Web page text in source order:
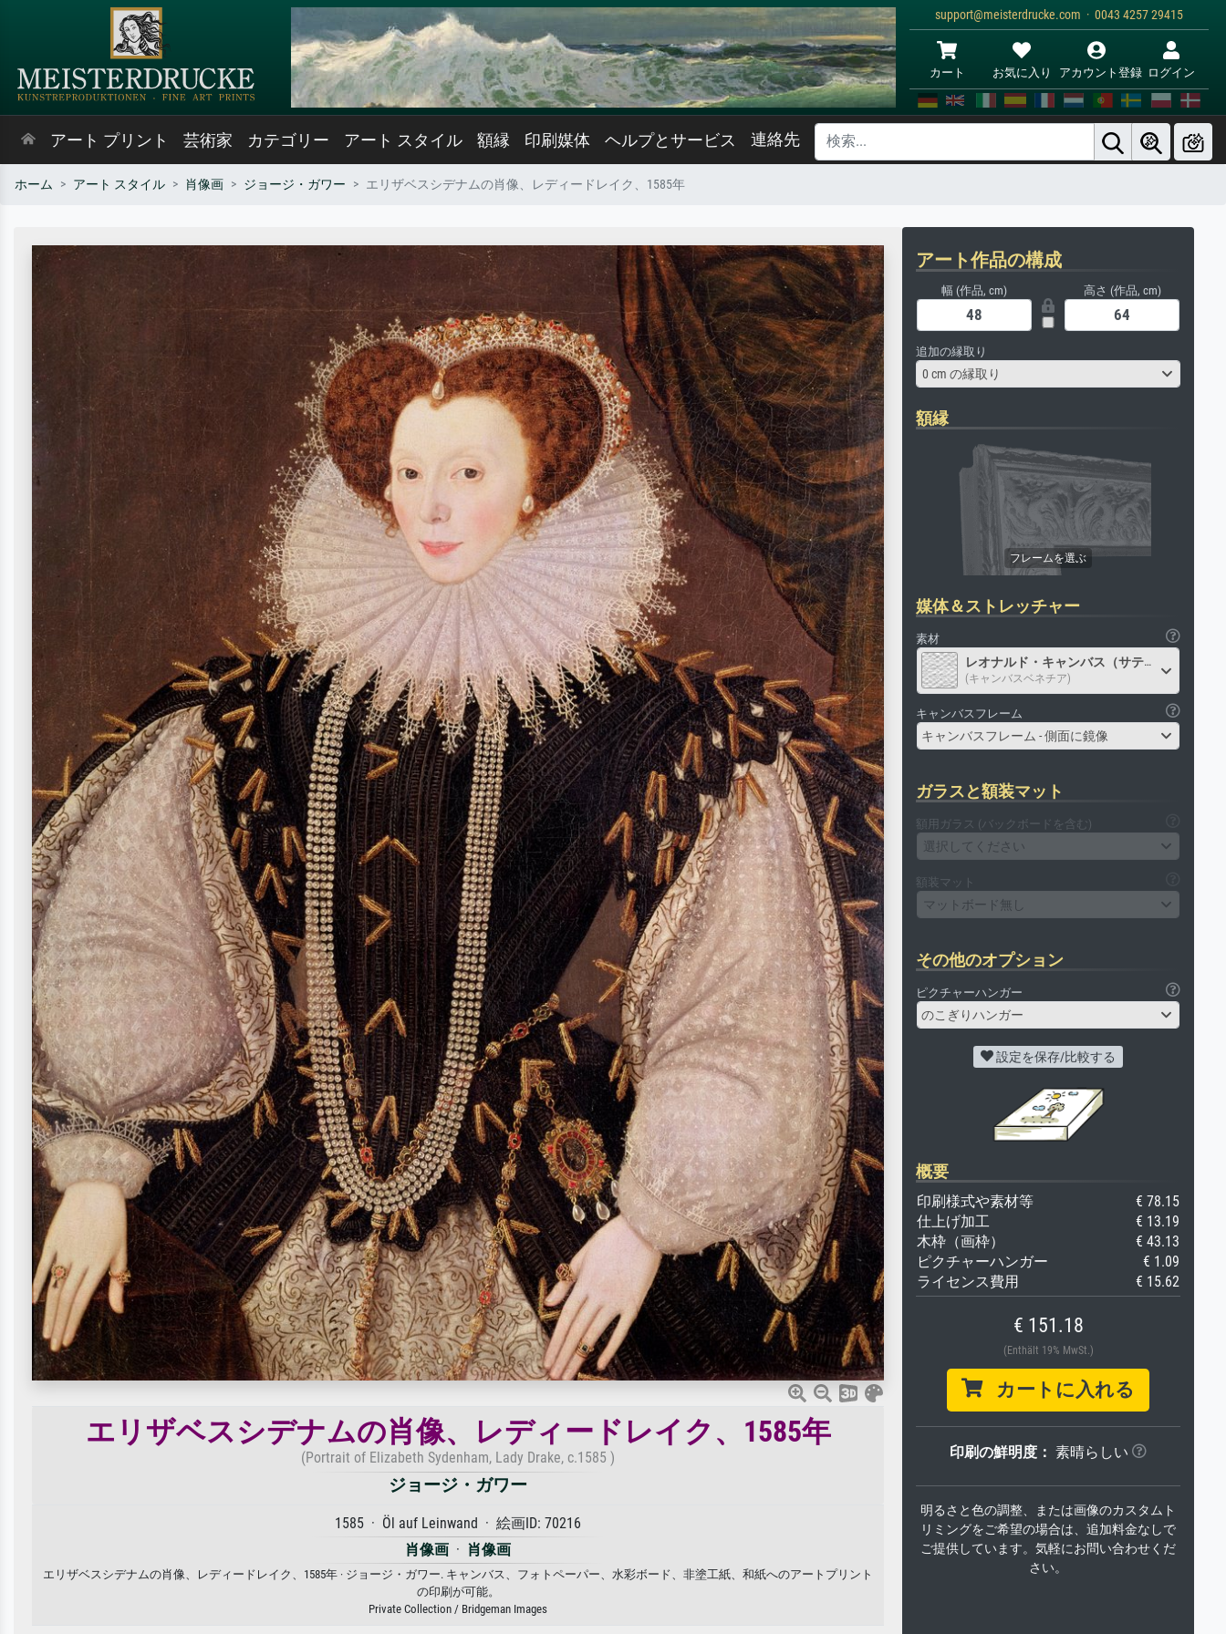
support@meisterdrucke.com · 0043 4257 29415
カート お気に入り アカウント登録 ログイン
アート プリント 芸術家 カテゴリー アート スタイル 額縁 印刷媒体 ヘルプとサービス 連絡先
ホーム アート スタイル 肖像画 ジョージ・ガワー エリザベスシデナムの肖像、レディードレイク、1585年
エリザベスシデナムの肖像、レディードレイク、1585年
(Portrait of Elizabeth Sydenham, Lady Drake, c.1585 )
ジョージ・ガワー
1585 · Öl auf Leinwand · 絵画ID: 70216
肖像画 · 肖像画
エリザベスシデナムの肖像、レディードレイク、1585年 · ジョージ・ガワー. キャンバス、フォトペーパー、水彩ボード、非塗工紙、和紙へのアートプリント
の印刷が可能。
Private Collection / Bridgeman Images
アート作品の構成
幅 (作品, cm) 高さ (作品, cm)
追加の縁取り
0 cm の縁取り
額縁
媒体＆ストレッチャー
素材
レオナルド・キャンバス（サテン）
(キャンバスベネチア)
キャンバスフレーム
キャンバスフレーム - 側面に鏡像
ガラスと額装マット
額用ガラス (バックボードを含む)
選択してください
額装マット
マットボード無し
その他のオプション
ピクチャーハンガー
のこぎりハンガー
設定を保存/比較する
概要
印刷様式や素材等
€ 78.15
仕上げ加工
€ 13.19
木枠（画枠）
€ 43.13
ピクチャーハンガー
€ 1.09
ライセンス費用
€ 15.62
€ 151.18
(Enthält 19% MwSt.)
カートに入れる
印刷の鮮明度： 素晴らしい
明るさと色の調整、または画像のカスタムト
リミングをご希望の場合は、追加料金なしで
ご提供しています。気軽にお問い合わせくだ
さい。